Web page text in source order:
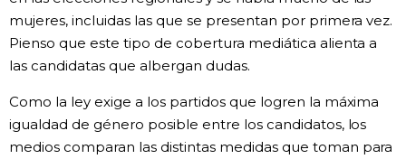
mujeres, incluidas las que se presentan por primera vez.
Pienso que este tipo de cobertura mediática alienta a
las candidatas que albergan dudas.
Como la ley exige a los partidos que logren la máxima
igualdad de género posible entre los candidatos, los
medios comparan las distintas medidas que toman para